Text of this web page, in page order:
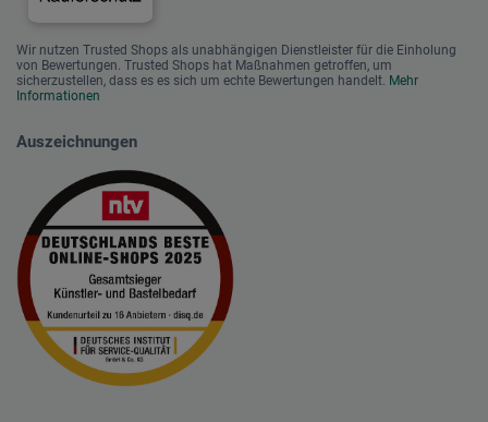
Wir nutzen Trusted Shops als unabhängigen Dienstleister für die Einholung
von Bewertungen. Trusted Shops hat Maßnahmen getroffen, um
sicherzustellen, dass es es sich um echte Bewertungen handelt. Mehr
Informationen
Auszeichnungen